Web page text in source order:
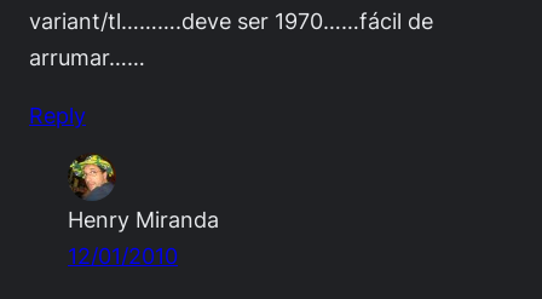
variant/tl……….deve ser 1970……fácil de
arrumar……
Reply
Henry Miranda
12/01/2010